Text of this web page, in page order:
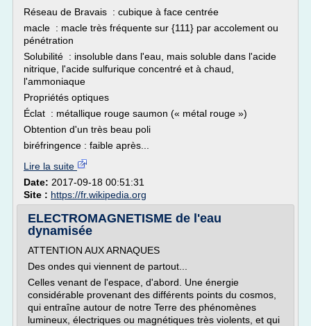
Réseau de Bravais : cubique à face centrée
macle : macle très fréquente sur {111} par accolement ou
pénétration
Solubilité : insoluble dans l'eau, mais soluble dans l'acide
nitrique, l'acide sulfurique concentré et à chaud,
l'ammoniaque
Propriétés optiques
Éclat : métallique rouge saumon (« métal rouge »)
Obtention d'un très beau poli
biréfringence : faible après...
Lire la suite
Date: 2017-09-18 00:51:31
Site : https://fr.wikipedia.org
ELECTROMAGNETISME de l'eau
dynamisée
ATTENTION AUX ARNAQUES
Des ondes qui viennent de partout...
Celles venant de l'espace, d'abord. Une énergie
considérable provenant des différents points du cosmos,
qui entraîne autour de notre Terre des phénomènes
lumineux, électriques ou magnétiques très violents, et qui